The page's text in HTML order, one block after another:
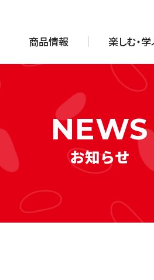
商品情報 楽しむ・
お知らせ